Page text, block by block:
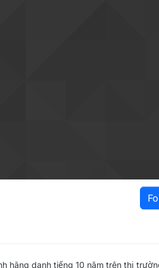
hãng danh tiếng 10 năm trên thị